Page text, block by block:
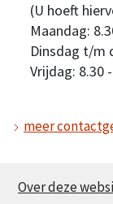
(U hoeft
Maandag:
Dinsdag t/m
Vrijdag: 8.30
meer
Over deze